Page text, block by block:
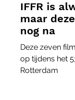
IFFR is
maar
nog na
Deze zeven
op tijdens het
Rotterdam